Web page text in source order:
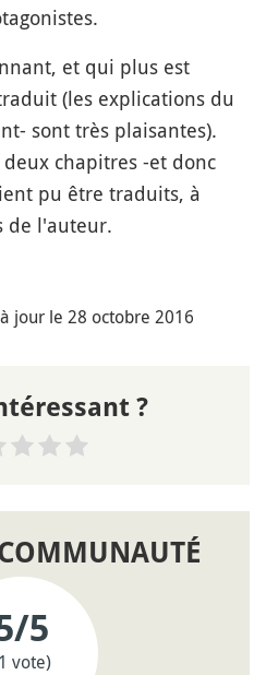
et qui plus est
(les explications du
sont très plaisantes).
chapitres -et donc
pu être traduits, à
de l'auteur.
jour le 28 octobre 2016
?
/5
vote)